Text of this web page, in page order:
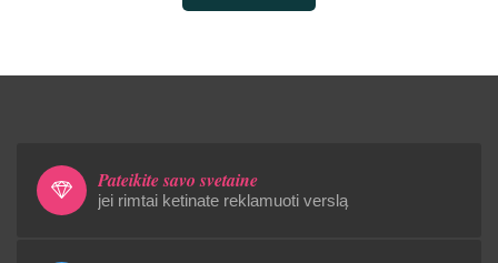
Pateikite savo svetainę
jei rimtai ketinate reklamuoti verslą